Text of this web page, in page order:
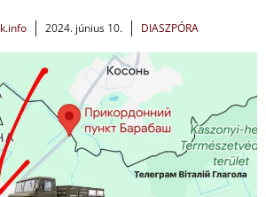
2024. június 10. DIASZPÓRA